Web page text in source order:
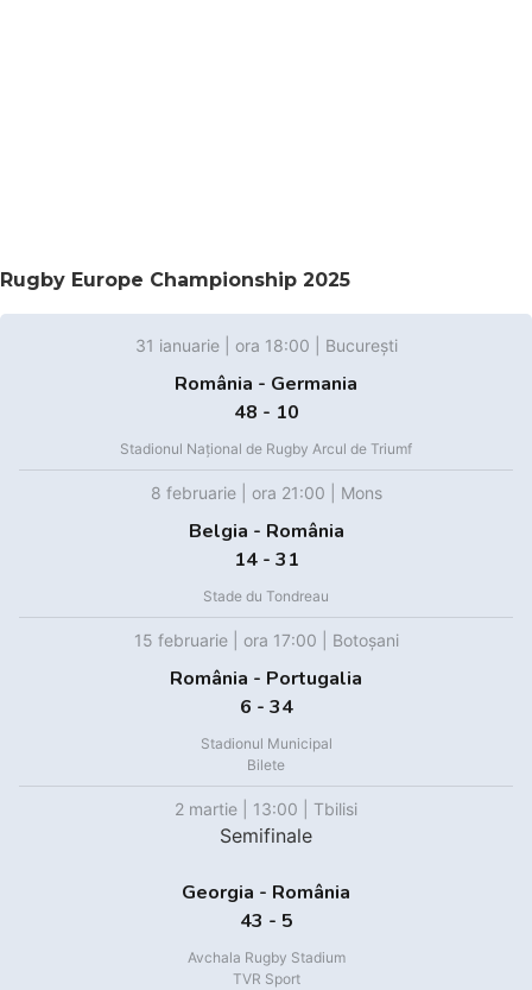
Rugby Europe Championship 2025
31 ianuarie | ora 18:00 | București
România - Germania
48 - 10
Stadionul Național de Rugby Arcul de Triumf
8 februarie | ora 21:00 | Mons
Belgia - România
14 - 31
Stade du Tondreau
15 februarie | ora 17:00 | Botoșani
România - Portugalia
6 - 34
Stadionul Municipal
Bilete
2 martie | 13:00 | Tbilisi
Semifinale
Georgia - România
43 - 5
Avchala Rugby Stadium
TVR Sport